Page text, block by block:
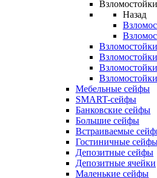
Назад
Мебельные сейфы
SMART-сейфы
Банковские сейфы
Большие сейфы
Встраиваемые
Гостиничные
Депозитные сейфы
Депозитные ячейки
Маленькие сейфы